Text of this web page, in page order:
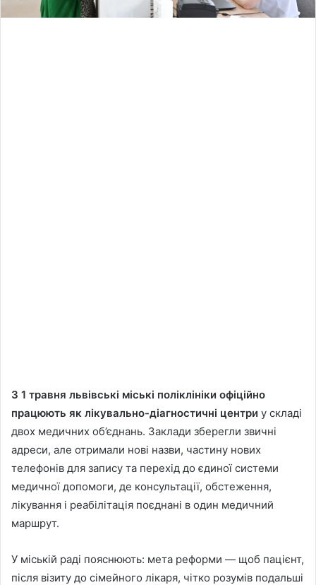
З 1 травня львівські міські поліклініки офіційно
працюють як лікувально-діагностичні центри у складі
двох медичних об’єднань. Заклади зберегли звичні
адреси, але отримали нові назви, частину нових
телефонів для запису та перехід до єдиної системи
медичної допомоги, де консультації, обстеження,
лікування і реабілітація поєднані в один медичний
маршрут.
У міській раді пояснюють: мета реформи — щоб пацієнт,
після візиту до сімейного лікаря, чітко розумів подальші